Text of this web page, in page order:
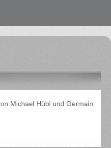
Michael Hübl und Germain